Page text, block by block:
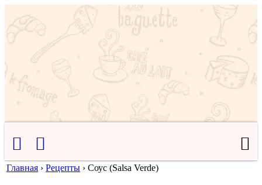
Главная › Рецепты › Соус (Salsa Verde)